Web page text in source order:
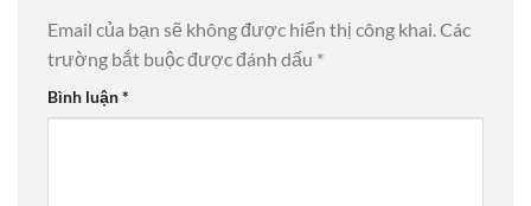
Email của bạn sẽ không được hiển thị công khai.Các
trường bắt buộc được đánh dấu *
Bình luận*